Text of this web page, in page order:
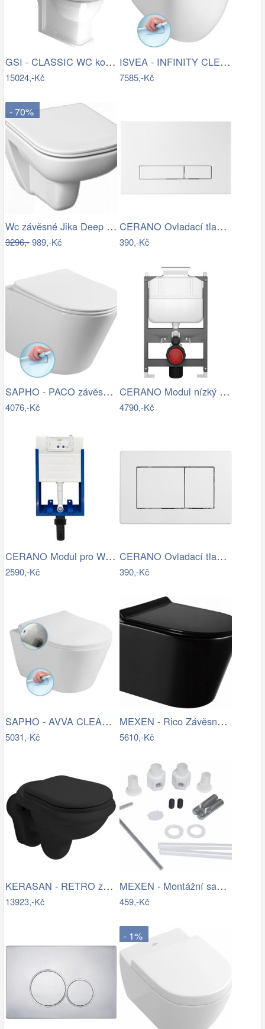
GSI - CLASSIC WC kombi, spodní/zadní…
15024,-Kč
ISVEA - INFINITY CLEANWASH závěsná WC…
7585,-Kč
- 70%
Wc závěsné Jika Deep zadní odpad…
3296,-989,-Kč
CERANO Ovladací tlačítko WC modulů Lite…
390,-Kč
SAPHO - PACO závěsná WC mísa, Rimless,…
4076,-Kč
CERANO Modul nízký pro WC závěsné Prime…
4790,-Kč
CERANO Modul pro WC závěsné Lite - k…
2590,-Kč
CERANO Ovladací tlačítko WC modulů Lite…
390,-Kč
SAPHO - AVVA CLEANWASH závěsná WC mísa,…
5031,-Kč
MEXEN - Rico Závěsná WC mísa Rimless…
5610,-Kč
KERASAN - RETRO závěsná WC mísa,…
13923,-Kč
MEXEN - Montážní sada pro WC a bidet…
459,-Kč
- 1%